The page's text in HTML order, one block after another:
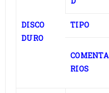
DISCO
DURO
TIPO
COMENTA
RIOS